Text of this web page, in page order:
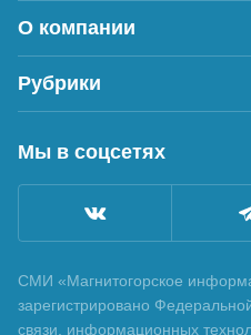
О компании
Рубрики
Мы в соцсетях
СМИ «Магнитогорское
зарегистрировано
связи, информационных